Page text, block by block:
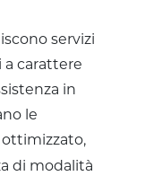
servizi
carattere
in
le
di modalità